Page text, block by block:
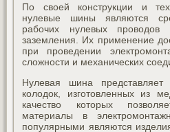
По своей конструкции и
нулевые шины являются
рабочих нулевых проводов
заземления. Их применение
при проведении
сложности и механических
Нулевая шина
колодок, изготовленных из
качество которых
материалы в
популярными являются